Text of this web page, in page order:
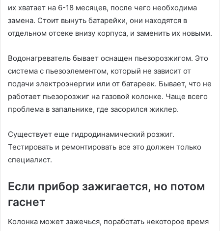
их хватает на 6-18 месяцев, после чего необходима
замена. Стоит вынуть батарейки, они находятся в
отдельном отсеке внизу корпуса, и заменить их новыми.
Водонагреватель бывает оснащен пьезорозжигом. Это
система с пьезоэлементом, который не зависит от
подачи электроэнергии или от батареек. Бывает, что не
работает пьезорозжиг на газовой колонке. Чаще всего
проблема в запальнике, где засорился жиклер.
Существует еще гидродинамический розжиг.
Тестировать и ремонтировать все это должен только
специалист.
Если прибор зажигается, но потом
гаснет
Колонка может зажечься, поработать некоторое время